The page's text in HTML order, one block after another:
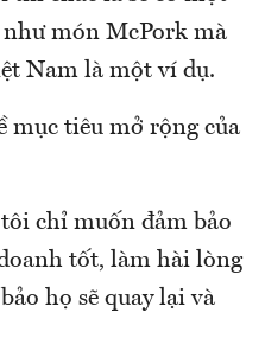
món McPork mà
Nam là một ví dụ.
mục tiêu mở rộng của
chỉ muốn đảm bảo
tốt, làm hài lòng
họ sẽ quay lại và